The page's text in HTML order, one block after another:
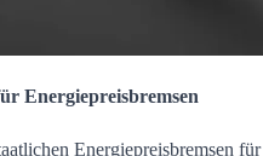
Energiepreisbremsen
Energiepreisbremsen